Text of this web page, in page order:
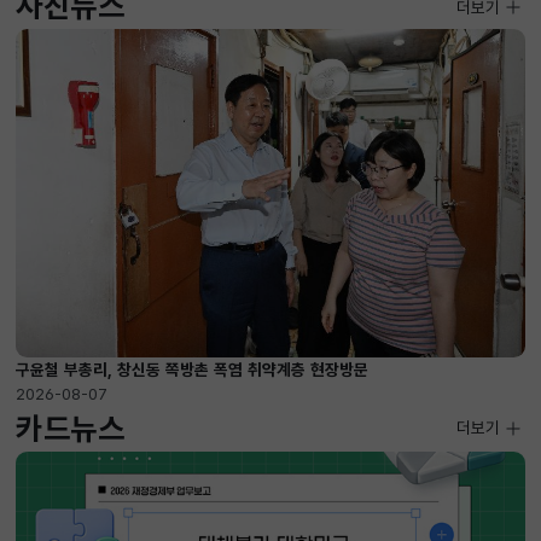
2026-08-07 ~ 2026-09-10
구윤철 부총리, 창신동 쪽방촌 폭염 취약계층 현장방문
2026-08-07
사진뉴스
더보기
카드뉴스 더보기